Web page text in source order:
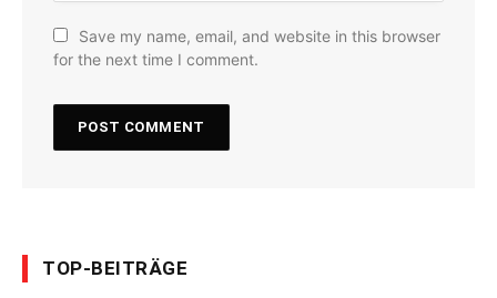
Save my name, email, and website in this browser
for the next time I comment.
TOP-BEITRÄGE